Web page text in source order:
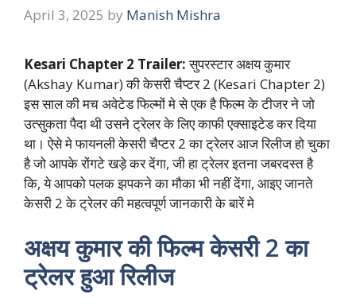
April 3, 2025 by Manish Mishra
Kesari Chapter 2 Trailer:सुपरस्टार अक्षय कुमार
(Akshay Kumar) की केसरी चैप्टर 2 (Kesari Chapter 2)
इस साल की मच अवेटेड फिल्मों मे से एक है फिल्म के टीजर ने जो
उत्सुकता पैदा थी उसने ट्रेलर के लिए काफी एक्साइटेड कर दिया
था। ऐसे मे फायनली केसरी चैप्टर 2 का ट्रेलर आज रिलीज हो चुका
है जो आपके रोंगटे खड़े कर देंगा, जी हा ट्रेलर इतना जबरदस्त है
कि, ये आपको पलक झपकने का मौका भी नहीं देंगा, आइए जानते
केसरी 2 के ट्रेलर की महत्वपूर्ण जानकारी के बारें मे
अक्षय कुमार की फिल्म केसरी 2 का
ट्रेलर हुआ रिलीज